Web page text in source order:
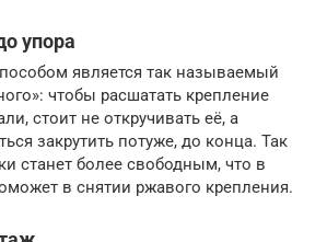
упора
является так называемый
чтобы расшатать крепление
стоит не откручивать её, а
закрутить потуже, до конца. Так
станет более свободным, что в
в снятии ржавого крепления.